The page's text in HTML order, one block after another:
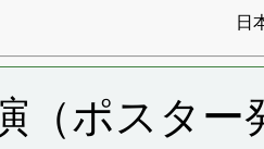
日
（ポスター